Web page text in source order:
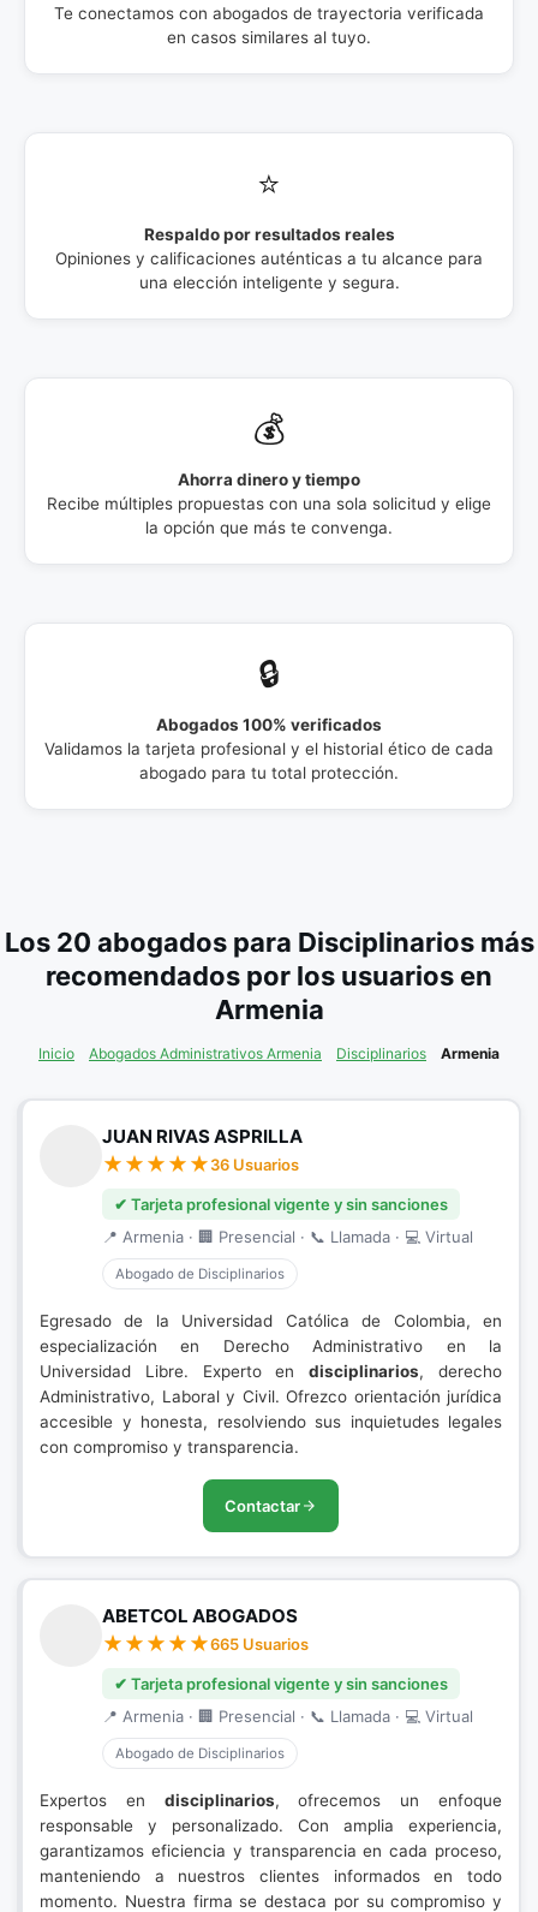
Te conectamos con abogados de trayectoria verificada
en casos similares al tuyo.
⭐
Respaldo por resultados reales
Opiniones y calificaciones auténticas a tu alcance para
una elección inteligente y segura.
💰
Ahorra dinero y tiempo
Recibe múltiples propuestas con una sola solicitud y elige
la opción que más te convenga.
🔒
Abogados 100% verificados
Validamos la tarjeta profesional y el historial ético de cada
abogado para tu total protección.
Los 20 abogados para Disciplinarios más
recomendados por los usuarios en
Armenia
Inicio Abogados Administrativos Armenia Disciplinarios Armenia
JUAN RIVAS ASPRILLA
36 Usuarios
✔ Tarjeta profesional vigente y sin sanciones
📍 Armenia · 🏢 Presencial · 📞 Llamada · 💻 Virtual
Abogado de Disciplinarios
Egresado de la Universidad Católica de Colombia, en
especialización en Derecho Administrativo en la
Universidad Libre. Experto endisciplinarios, derecho
Administrativo, Laboral y Civil. Ofrezco orientación jurídica
accesible y honesta, resolviendo sus inquietudes legales
con compromiso y transparencia.
Contactar
ABETCOL ABOGADOS
665 Usuarios
✔ Tarjeta profesional vigente y sin sanciones
📍 Armenia · 🏢 Presencial · 📞 Llamada · 💻 Virtual
Abogado de Disciplinarios
Expertos en disciplinarios, ofrecemos un enfoque
responsable y personalizado. Con amplia experiencia,
garantizamos eficiencia y transparencia en cada proceso,
manteniendo a nuestros clientes informados en todo
momento. Nuestra firma se destaca por su compromiso y